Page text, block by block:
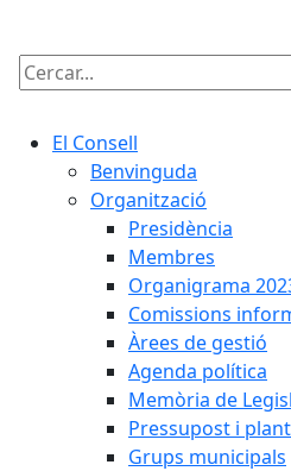
Cercar:
El Consell
Benvinguda
Organització
Presidència
Membres
Organigrama
Comissions
Àrees de gestió
Agenda política
Memòria de
Pressupost i
Grups municipals